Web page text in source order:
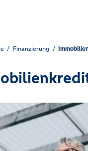
Finanzierung